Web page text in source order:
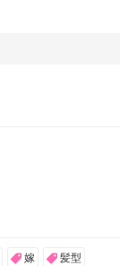
嫁 髪型